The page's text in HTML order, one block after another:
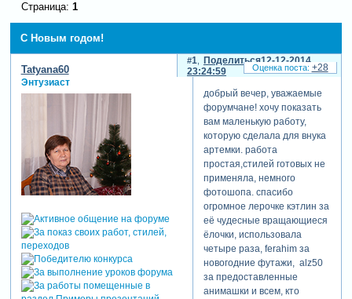
С Новым годом!
Страница: 1
Поделиться
1
12-12-2014
23:24:59
Tatyana60
Энтузиаст
добрый вечер, уважаемые
форумчане! хочу показать
вам маленькую работу,
которую сделала для внука
артемки. работа
простая,стилей готовых не
применяла, немного
фотошопа. спасибо
огромное лерочке кэтлин за
её чудесные вращающиеся
ёлочки, использовала
четыре раза, ferahim за
новогодние футажи, alz50
за предоставленные
анимашки и всем, кто
+28